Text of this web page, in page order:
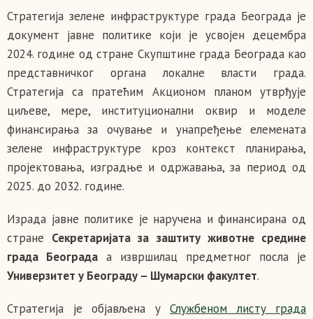
Стратегија зелене инфраструктуре града Београда је
документ јавне политике који је усвојен децембра
2024. године од стране Скупштине града Београда као
представничког органа локалне власти града.
Стратегија са пратећим Акционом планом утврђује
циљеве, мере, институционални оквир и моделе
финансирања за очување и унапређење елемената
зелене инфраструктуре кроз контекст планирања,
пројектовања, изградње и одржавања, за период од
2025. до 2032. године.
Израда јавне политике је наручена и финансирана од
стране Секретаријата за заштиту животне средине
града Београда а извршилац предметног посла је
Универзитет у Београду – Шумарски факултет.
Стратегија је објављена у Службеном листу града